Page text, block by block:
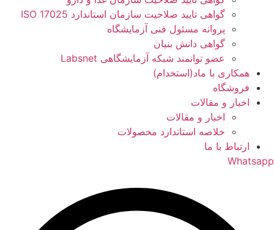
گواهی تایید صلاحیت سازمان استاندارد ISO 17025
پروانه مسئول فنی آزمایشگاه
گواهی دانش بنیان
عضو توانمند شبکه آزمایشگاهی Labsnet
همکاری با ماد(استخدام)
فروشگاه
اخبار و مقالات
اخبار و مقالات
خلاصه استاندارد محصولات
ارتباط با ما
Whatsapp